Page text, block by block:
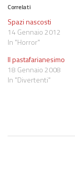
Correlati
Spazi nascosti
14 Gennaio 2012
In "Horror"
Il pastafarianesimo
18 Gennaio 2008
In "Divertenti"